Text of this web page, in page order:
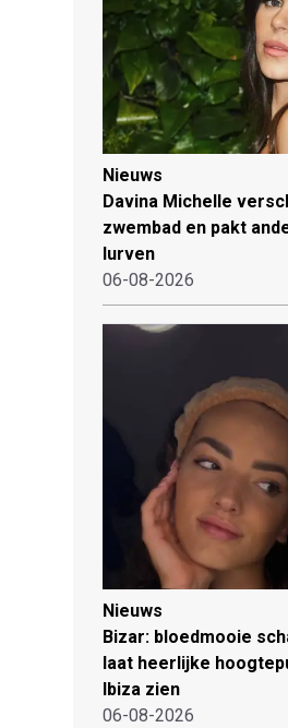
Nieuws
Davina Michelle
zwembad en pakt
lurven
06-08-2026
Nieuws
Bizar: bloedmooie
laat heerlijke
Ibiza zien
06-08-2026